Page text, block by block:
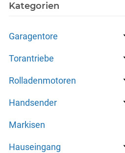
Kategorien
Garagentore
Torantriebe
Rolladenmotoren
Handsender
Markisen
Hauseingang